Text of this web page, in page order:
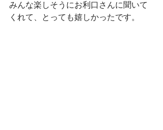
みんな楽しそうにお利口さんに聞いて
くれて、とっても嬉しかったです。